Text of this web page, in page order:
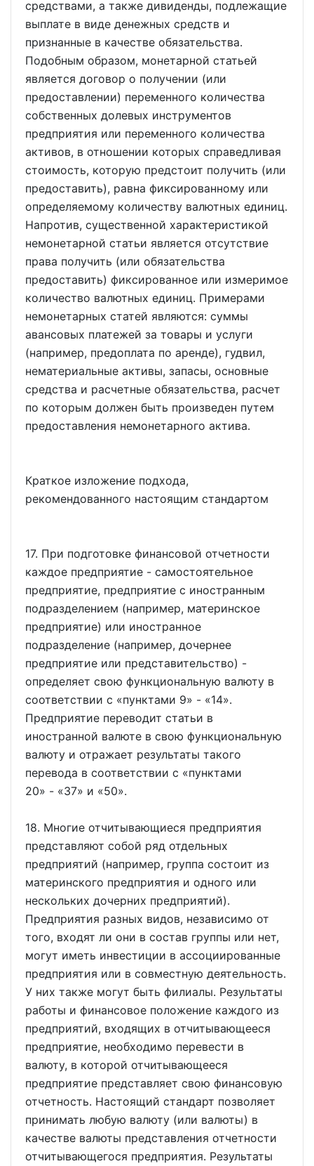
средствами, а также дивиденды, подлежащие
выплате в виде денежных средств и
признанные в качестве обязательства.
Подобным образом, монетарной статьей
является договор о получении (или
предоставлении) переменного количества
собственных долевых инструментов
предприятия или переменного количества
активов, в отношении которых справедливая
стоимость, которую предстоит получить (или
предоставить), равна фиксированному или
определяемому количеству валютных единиц.
Напротив, существенной характеристикой
немонетарной статьи является отсутствие
права получить (или обязательства
предоставить) фиксированное или измеримое
количество валютных единиц. Примерами
немонетарных статей являются: суммы
авансовых платежей за товары и услуги
(например, предоплата по аренде), гудвил,
нематериальные активы, запасы, основные
средства и расчетные обязательства, расчет
по которым должен быть произведен путем
предоставления немонетарного актива.
Краткое изложение подхода,
рекомендованного настоящим стандартом
17. При подготовке финансовой отчетности
каждое предприятие - самостоятельное
предприятие, предприятие с иностранным
подразделением (например, материнское
предприятие) или иностранное
подразделение (например, дочернее
предприятие или представительство) -
определяет свою функциональную валюту в
соответствии с
пунктами 9 - 14 .
Предприятие переводит статьи в
иностранной валюте в свою функциональную
валюту и отражает результаты такого
перевода в соответствии с
пунктами
20
- 37 и 50 .
18. Многие отчитывающиеся предприятия
представляют собой ряд отдельных
предприятий (например, группа состоит из
материнского предприятия и одного или
нескольких дочерних предприятий).
Предприятия разных видов, независимо от
того, входят ли они в состав группы или нет,
могут иметь инвестиции в ассоциированные
предприятия или в совместную деятельность.
У них также могут быть филиалы. Результаты
работы и финансовое положение каждого из
предприятий, входящих в отчитывающееся
предприятие, необходимо перевести в
валюту, в которой отчитывающееся
предприятие представляет свою финансовую
отчетность. Настоящий стандарт позволяет
принимать любую валюту (или валюты) в
качестве валюты представления отчетности
отчитывающегося предприятия. Результаты